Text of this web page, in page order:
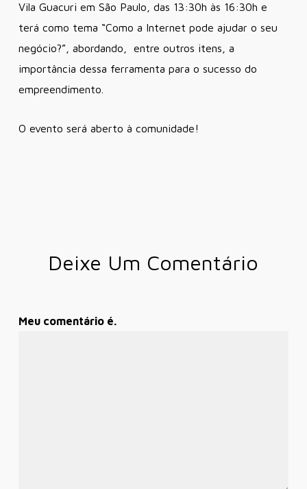
Vila Guacuri em São Paulo, das 13:30h às 16:30h e
terá como tema “Como a Internet pode ajudar o seu
negócio?”, abordando, entre outros itens, a
importância dessa ferramenta para o sucesso do
empreendimento.
O evento será aberto à comunidade!
Deixe Um Comentário
Meu comentário é.